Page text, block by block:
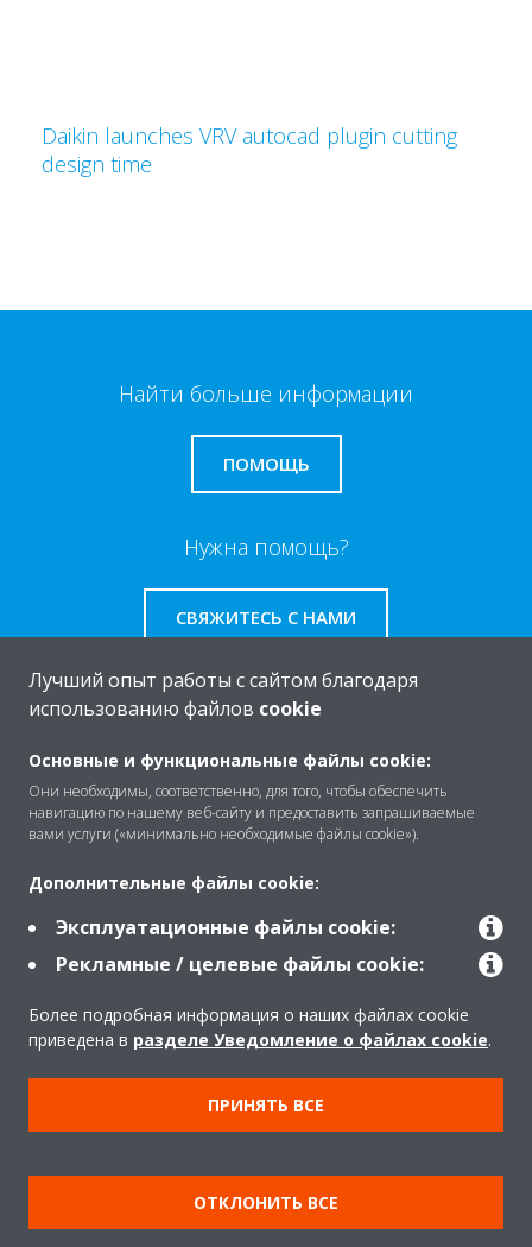
Daikin launches VRV autocad plugin cutting
design time
Найти больше информации
ПОМОЩЬ
Нужна помощь?
СВЯЖИТЕСЬ С НАМИ
O Daikin
Решения
Помощь
Продукты
Конфиденциальность данных
Корпоративная этика
Data Act
Лучший опыт работы с сайтом благодаря
использованию файлов cookie
Основные и функциональные файлы cookie:
Они необходимы, соответственно, для того, чтобы обеспечить
навигацию по нашему веб-сайту и предоставить запрашиваемые
вами услуги («минимально необходимые файлы cookie»).
Дополнительные файлы cookie:
Эксплуатационные файлы cookie:
Рекламные / целевые файлы cookie:
Более подробная информация о наших файлах cookie
приведена в разделе Уведомление о файлах cookie.
ПРИНЯТЬ ВСЕ
ОТКЛОНИТЬ ВСЕ